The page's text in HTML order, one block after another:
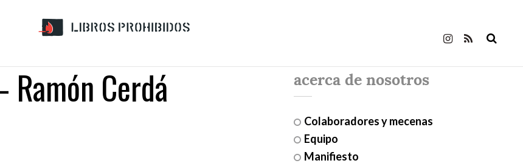
Cerdá acerca de nosotros
Colaboradores y mecenas
Equipo
Manifiesto